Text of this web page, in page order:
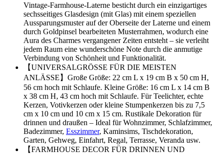
Vintage-Farmhouse-Laterne besticht durch ein einzigartiges
sechsseitiges Glasdesign (mit Glas) mit einem speziellen
Aussparungsmuster auf der Oberseite der Laterne und einem
durch Goldpinsel bearbeiteten Musterrahmen, wodurch eine
Aura des Charmes vergangener Zeiten entsteht – sie verleiht
jedem Raum eine wunderschöne Note durch die anmutige
Verbindung von Schönheit und Funktionalität.
【UNIVERSALGRÖSSE FÜR DIE MEISTEN
ANLÄSSE】Große Größe: 22 cm L x 19 cm B x 50 cm H,
56 cm hoch mit Schlaufe. Kleine Größe: 16 cm L x 14 cm B
x 38 cm H, 43 cm hoch mit Schlaufe. Für Teelichter, echte
Kerzen, Votivkerzen oder kleine Stumpenkerzen bis zu 7,5
cm x 10 cm und 10 cm x 15 cm. Rustikale Dekoration für
drinnen und draußen – Ideal für Wohnzimmer, Schlafzimmer,
Badezimmer, Esszimmer, Kaminsims, Tischdekoration,
Garten, Gehweg, Einfahrt, Regal, Terrasse, Veranda usw.
【FARMHOUSE DECOR FÜR DRINNEN UND